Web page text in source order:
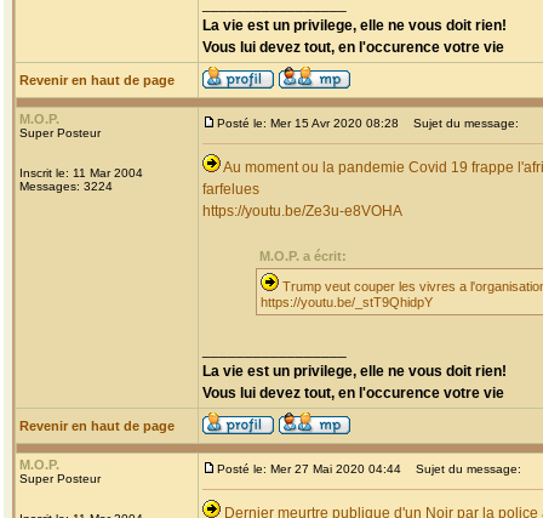
La vie est un privilege, elle ne vous doit rien!
Vous lui devez tout, en l'occurence votre vie
Revenir en haut de page
M.O.P.
Super Posteur
Inscrit le: 11 Mar 2004
Messages: 3224
Posté le: Mer 15 Avr 2020 08:28 Sujet du message:
Au moment ou la pandemie Covid 19 frappe
farfelues
https://youtu.be/Ze3u-e8VOHA
M.O.P. a écrit:
Trump veut couper les vivres a
https://youtu.be/_stT9QhidpY
La vie est un privilege, elle ne vous doit rien!
Vous lui devez tout, en l'occurence votre vie
Revenir en haut de page
M.O.P.
Super Posteur
Posté le: Mer 27 Mai 2020 04:44 Sujet du message:
Dernier meurtre publique d'un Noir par la police